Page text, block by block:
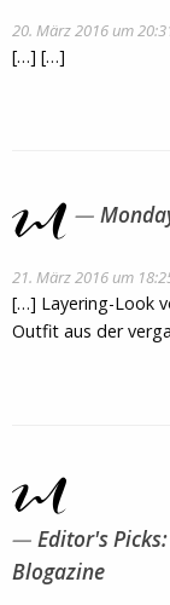
20. März 2016 um
[…] […]
21. März 2016 um
[…] Layering-Look
Outfit aus der
Editor's
Blogazine